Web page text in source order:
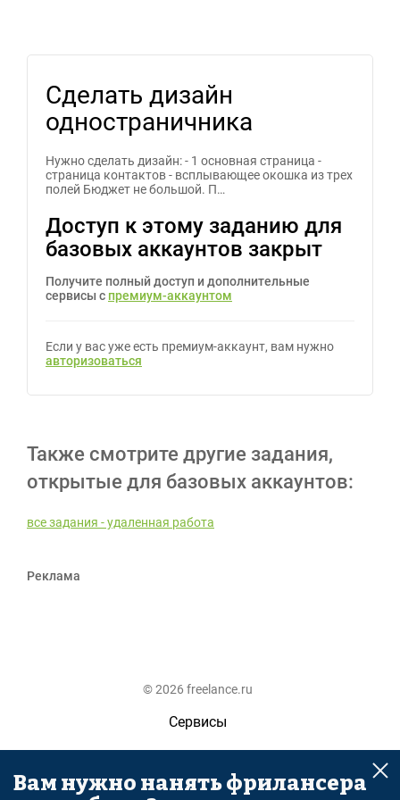
Сделать дизайн
одностраничника
Нужно сделать дизайн: - 1 основная страница -
страница контактов - всплывающее окошка из трех
полей Бюджет не большой. П…
Доступ к этому заданию для
базовых аккаунтов закрыт
Получите полный доступ и дополнительные
сервисы с премиум-аккаунтом
Если у вас уже есть премиум-аккаунт, вам нужно
авторизоваться
Также смотрите другие задания,
открытые для базовых аккаунтов:
все задания - удаленная работа
Реклама
© 2026 freelance.ru
Сервисы
Помощь
Поиск
Вам нужно нанять фрилансера